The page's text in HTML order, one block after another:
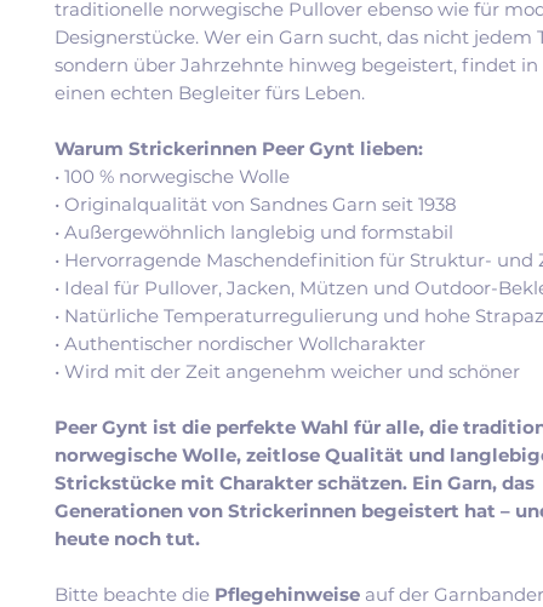
traditionelle norwegische Pullover ebenso wie für
Designerstücke. Wer ein Garn sucht, das nicht jedem
sondern über Jahrzehnte hinweg begeistert, findet in
einen echten Begleiter fürs Leben.
Warum Strickerinnen Peer Gynt lieben:
• 100 % norwegische Wolle
• Originalqualität von Sandnes Garn seit 1938
• Außergewöhnlich langlebig und formstabil
• Hervorragende Maschendefinition für Struktur- und
• Ideal für Pullover, Jacken, Mützen und Outdoor-
• Natürliche Temperaturregulierung und hohe
• Authentischer nordischer Wollcharakter
• Wird mit der Zeit angenehm weicher und schöner
Peer Gynt ist die perfekte Wahl für alle, die
norwegische Wolle, zeitlose Qualität und
Strickstücke mit Charakter schätzen. Ein Garn, das
Generationen von Strickerinnen begeistert hat –
heute noch tut.
Bitte beachte die Pflegehinweise auf der